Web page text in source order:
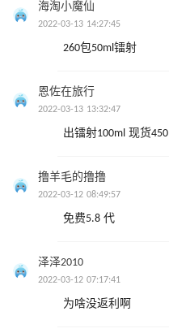
海淘小魔仙
2022-03-13 14:27:45
260包50ml镭射
恩佐在旅行
2022-03-13 13:32:47
出镭射100ml 现货450
撸羊毛的撸撸
2022-03-12 08:49:57
免费5.8 代
泽泽2010
2022-03-12 07:17:41
为啥没返利啊